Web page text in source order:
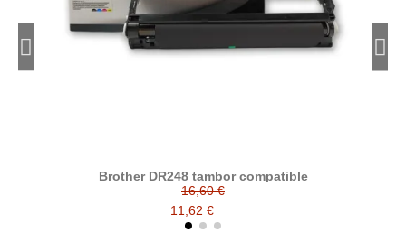
Brother DR248 tambor compatible
16,60 €
11,62 €